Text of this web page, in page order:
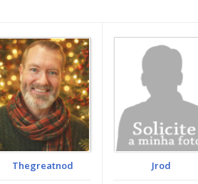
Thegreatnod
Jrod